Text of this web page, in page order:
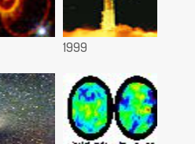
1999